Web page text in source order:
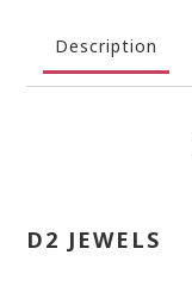
Description
D2 JEWELS